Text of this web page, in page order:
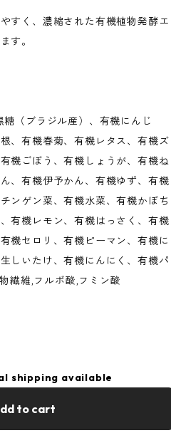
すく、濃縮された有機植物発酵エ
す。
（ブラジル産）、有機にんじ
、有機春菊、有機レタス、有機ズ
機ごぼう、有機しょうが、有機ね
、有機伊予かん、有機ゆず、有機
ンゲン菜、有機水菜、有機かぼち
有機レモン、有機はっさく、有機
機セロリ、有機ピーマン、有機に
しいたけ、有機にんにく、有機パ
繊維,フルボ酸,フミン酸
shipping available
to cart